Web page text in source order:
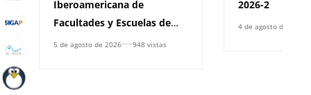
Iberoamericana de
Facultades y Escuelas de
Derecho, (RIFED)
5 de agosto de 2026 948 vistas
2026-2
4 de agosto de 2026